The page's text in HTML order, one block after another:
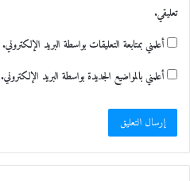
تعليقي.
أعلمني بمتابعة التعليقات بواسطة البريد الإلكتروني.
أعلمني بالمواضيع الجديدة بواسطة البريد الإلكتروني.